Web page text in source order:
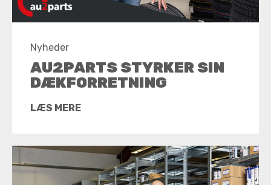
Nyheder
AU2PARTS STYRKER SIN
DÆKFORRETNING
LÆS MERE